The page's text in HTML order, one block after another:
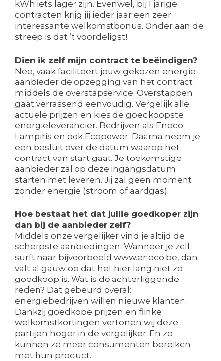
kWh iets lager zijn. Evenwel, bij 1 jarige
contracten krijg jij ieder jaar een zeer
interessante welkomstbonus. Onder aan de
streep is dat ’t voordeligst!
Dien ik zelf mijn contract te beëindigen?
Nee, vaak faciliteert jouw gekozen energie-
aanbieder de opzegging van het contract
middels de overstapservice. Overstappen
gaat verrassend eenvoudig. Vergelijk alle
actuele prijzen en kies de goedkoopste
energieleverancier. Bedrijven als Eneco,
Lampiris en ook Ecopower. Daarna neem je
een besluit over de datum waarop het
contract van start gaat. Je toekomstige
aanbieder zal op deze ingangsdatum
starten met leveren. Jij zal geen moment
zonder energie (stroom of aardgas).
Hoe bestaat het dat jullie goedkoper zijn
dan bij de aanbieder zelf?
Middels onze vergelijker vind je altijd de
scherpste aanbiedingen. Wanneer je zelf
surft naar bijvoorbeeld www.eneco.be, dan
valt al gauw op dat het hier lang niet zo
goedkoop is. Wat is de achterliggende
reden? Dat gebeurd overal:
energiebedrijven willen nieuwe klanten.
Dankzij goedkope prijzen en flinke
welkomstkortingen vertonen wij deze
partijen hoger in de vergelijker. En zo
kunnen ze meer consumenten bereiken
met hun product.